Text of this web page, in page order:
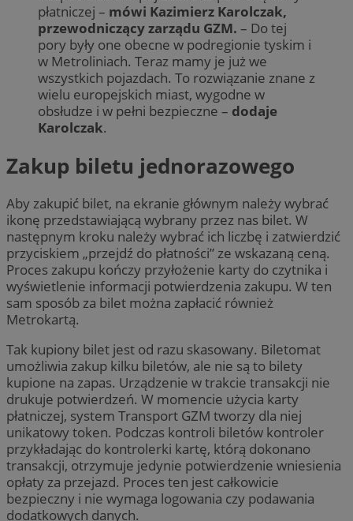
płatniczej – mówi Kazimierz Karolczak,
przewodniczący zarządu GZM. – Do tej
pory były one obecne w podregionie tyskim i
w Metroliniach. Teraz mamy je już we
wszystkich pojazdach. To rozwiązanie znane z
wielu europejskich miast, wygodne w
obsłudze i w pełni bezpieczne – dodaje
Karolczak.
Zakup biletu jednorazowego
Aby zakupić bilet, na ekranie głównym należy wybrać
ikonę przedstawiającą wybrany przez nas bilet. W
następnym kroku należy wybrać ich liczbę i zatwierdzić
przyciskiem „przejdź do płatności” ze wskazaną ceną.
Proces zakupu kończy przyłożenie karty do czytnika i
wyświetlenie informacji potwierdzenia zakupu. W ten
sam sposób za bilet można zapłacić również
Metrokartą.
Tak kupiony bilet jest od razu skasowany. Biletomat
umożliwia zakup kilku biletów, ale nie są to bilety
kupione na zapas. Urządzenie w trakcie transakcji nie
drukuje potwierdzeń. W momencie użycia karty
płatniczej, system Transport GZM tworzy dla niej
unikatowy token. Podczas kontroli biletów kontroler
przykładając do kontrolerki kartę, którą dokonano
transakcji, otrzymuje jedynie potwierdzenie wniesienia
opłaty za przejazd. Proces ten jest całkowicie
bezpieczny i nie wymaga logowania czy podawania
dodatkowych danych.